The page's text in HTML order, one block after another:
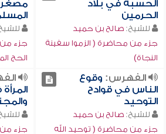
الحسبة في بلاد
الحرمين
للشيخ:صالح بن حميد
جزء من محاضرة ( الزموا سفينة
النجاة)
جزء من
الحج
الفهرس: وقوع
الناس في قوادح
التوحيد
للشيخ:صالح بن حميد
جزء من محاضرة ( توحيد الله
جزء من